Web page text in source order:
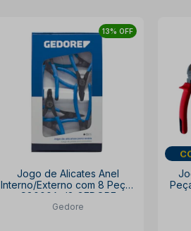
13% OFF
Jogo de Alicates Anel
Interno/Externo com 8 Peças
C8000A-J8 GEDORE
Gedore